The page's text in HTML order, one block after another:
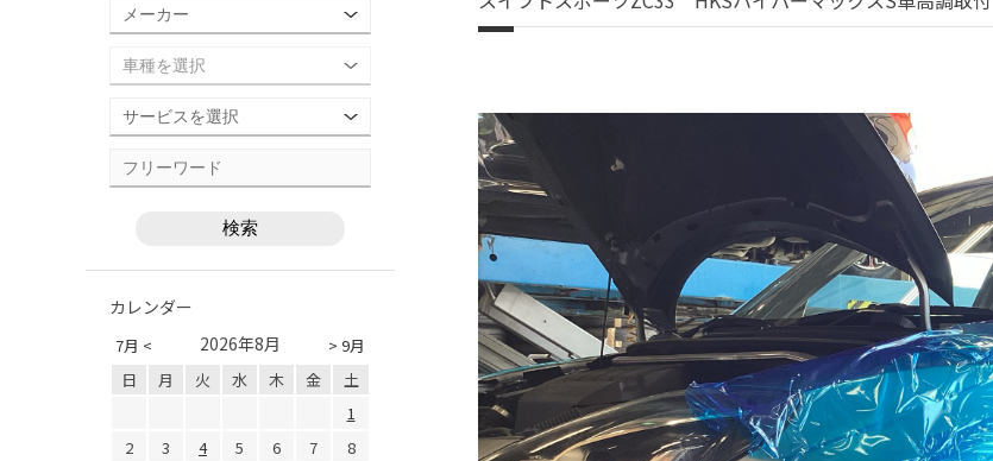
カレンダー
7月 < > 9月
2026年8月
日 月 火 水 木 金
土
1
2
3 4 5 6 7
8